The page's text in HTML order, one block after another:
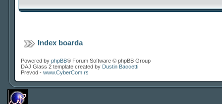
Index boarda
Powered by phpBB® Forum Software © phpBB Group
DAJ Glass 2 template created by Dustin Baccetti
Prevod - www.CyberCom.rs